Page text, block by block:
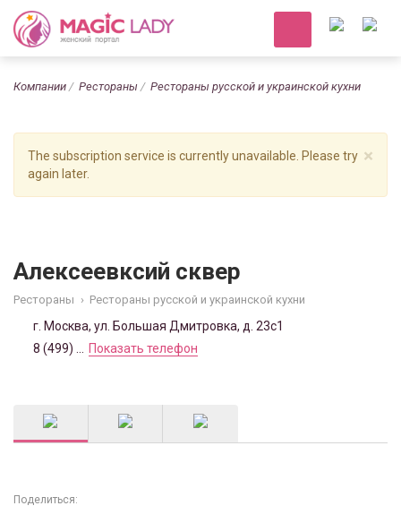
Компании Рестораны Рестораны русской и украинской кухни
×
The subscription service is currently unavailable. Please try
again later.
Алексеевксий сквер
Рестораны › Рестораны русской и украинской кухни
г. Москва, ул. Большая Дмитровка, д. 23с1
8 (499) ...
Показать телефон
Поделиться: